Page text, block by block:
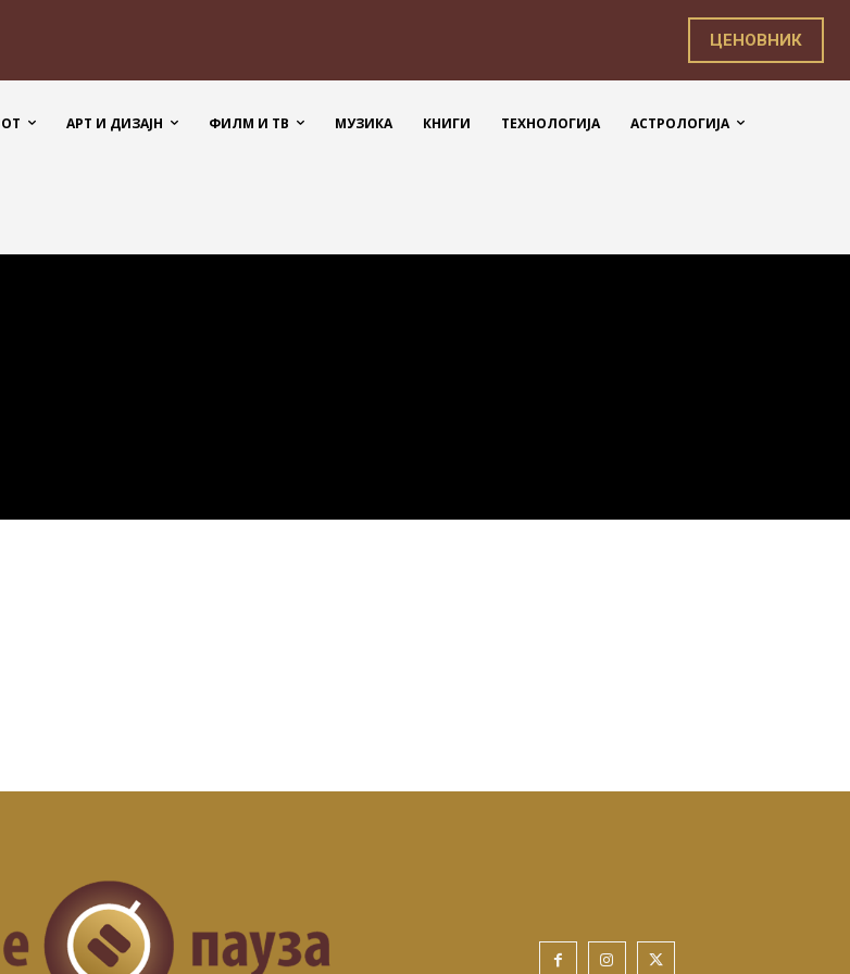
ЦЕНОВНИК
АРТ И ДИЗАЈН ФИЛМ И ТВ МУЗИКА КНИГИ ТЕХНОЛОГИЈА АСТРОЛОГИЈА